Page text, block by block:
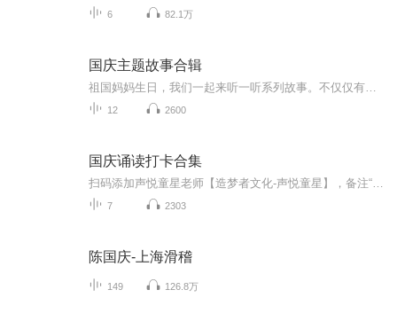
6 82.1万
国庆主题故事合辑
12 2600
国庆诵读打卡合集
7 2303
陈国庆-上海滑稽
149 126.8万